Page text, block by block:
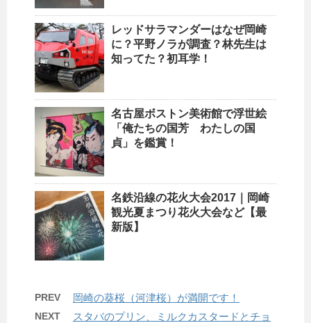
レッドサラマンダーはなぜ岡崎
に？平野ノラが調査？林先生は
知ってた？初耳学！
名古屋ボストン美術館で浮世絵
「俺たちの国芳 わたしの国
貞」を鑑賞！
名鉄沿線の花火大会2017｜岡崎
観光夏まつり花火大会など【最
新版】
PREV 岡崎の葵桜（河津桜）が満開です！
NEXT
スタバのプリン、ミルクカスタードとチョ